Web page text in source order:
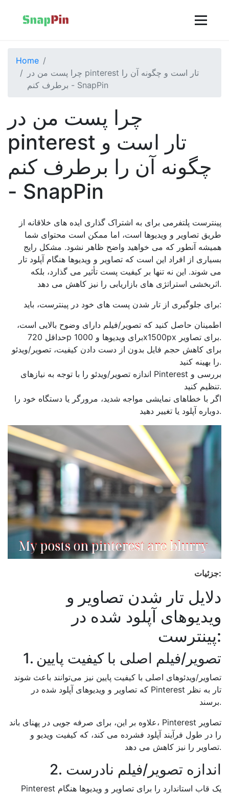
Home
چرا پست من در pinterest تار است و چگونه آن را
برطرف کنم - SnapPin
چرا پست من در
pinterest تار است و
چگونه آن را برطرف کنم
- SnapPin
پینترست پلتفرمی برای به اشتراک گذاری ایده های خلاقانه از
طریق تصاویر و ویدیوها است، اما ممکن است محتوای شما
همیشه آنطور که می خواهید واضح ظاهر نشود. مشکل رایج
بسیاری از افراد این است که تصاویر و ویدیوها هنگام آپلود تار
می شوند. این نه تنها بر کیفیت پست تأثیر می گذارد، بلکه
اثربخشی استراتژی های بازاریابی را نیز کاهش می دهد.
برای جلوگیری از تار شدن پست های خود در پینترست، باید:
اطمینان حاصل کنید که تصویر/فیلم دارای وضوح بالایی است،
حداقل 720p برای ویدیوها و 1000x1500px برای تصاویر.
برای کاهش حجم فایل بدون از دست دادن کیفیت، تصویر/ویدئو
را بهینه کنید.
اندازه تصویر/ویدئو را با توجه به نیازهای Pinterest بررسی و
تنظیم کنید.
اگر با خطاهای نمایشی مواجه شدید، مرورگر یا دستگاه خود را
دوباره آپلود یا تغییر دهید.
جزئیات:
دلایل تار شدن تصاویر و
ویدیوهای آپلود شده در
پینترست:
1. تصویر/فیلم اصلی با کیفیت پایین
تصاویر/ویدئوهای اصلی با کیفیت پایین نیز می‌توانند باعث شوند
که تصاویر و ویدیوهای آپلود شده در Pinterest تار به نظر
برسند.
علاوه بر این، برای صرفه جویی در پهنای باند، Pinterest تصاویر
را در طول فرآیند آپلود فشرده می کند، که کیفیت ویدیو و
تصاویر را نیز کاهش می دهد.
2. اندازه تصویر/فیلم نادرست
Pinterest یک قاب استاندارد را برای تصاویر و ویدیوها هنگام